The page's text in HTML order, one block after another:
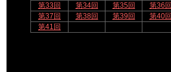
第33回
第34回 第35回
第36回
第37回
第38回 第39回
第40回
第41回